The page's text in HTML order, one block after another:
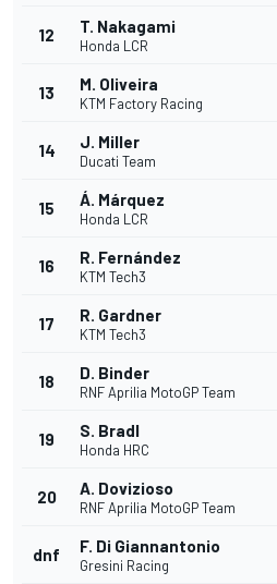
12 T. Nakagami
Honda LCR
13 M. Oliveira
KTM Factory Racing
14 J. Miller
Ducati Team
15 Á. Márquez
Honda LCR
16 R. Fernández
KTM Tech3
17 R. Gardner
KTM Tech3
18 D. Binder
RNF Aprilia MotoGP Team
19 S. Bradl
Honda HRC
20 A. Dovizioso
RNF Aprilia MotoGP Team
dnf F. Di Giannantonio
Gresini Racing